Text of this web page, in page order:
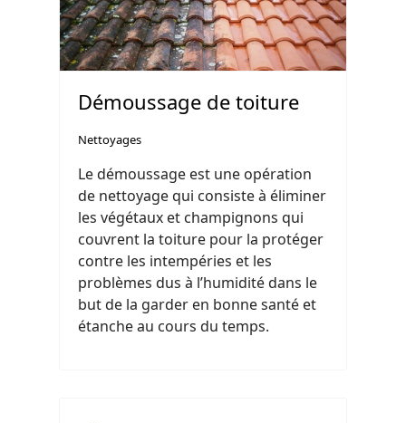
Démoussage de toiture
Nettoyages
Le démoussage est une opération
de nettoyage qui consiste à éliminer
les végétaux et champignons qui
couvrent la toiture pour la protéger
contre les intempéries et les
problèmes dus à l’humidité dans le
but de la garder en bonne santé et
étanche au cours du temps.